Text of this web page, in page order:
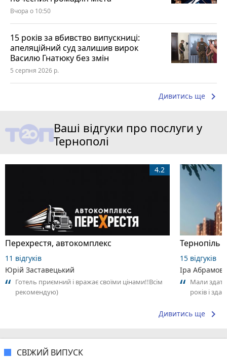
Вчора о 10:50
15 років за вбивство випускниці:
апеляційний суд залишив вирок
Василю Гнатюку без змін
5 серпня 2026 р.
Дивитись ще keyboard_arrow_right
Ваші відгуки про послуги у
Тернополі
Перехрестя, автокомплекс
4.2
11 відгуків
Юрій Заставецький
Готель приємний і вражає своїми цінами!!Всім
рекомендую)
Тернопіль
15 відгуків
Іра
Мали
років і
Дивитись ще keyboard_arrow_right
СВІЖИЙ ВИПУСК